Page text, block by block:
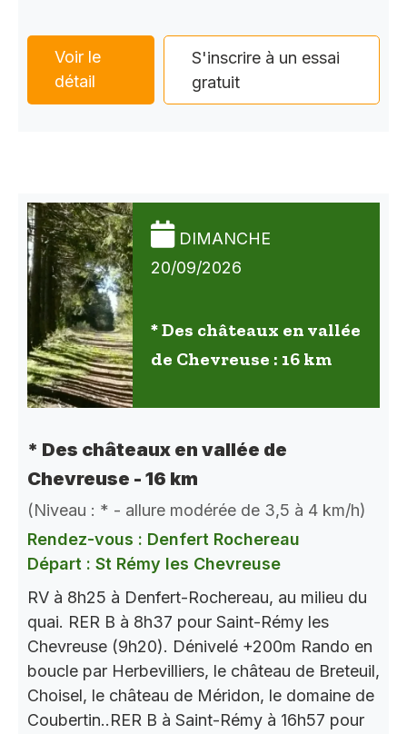
Voir le
détail
S'inscrire à un essai
gratuit
DIMANCHE
20/09/2026
* Des châteaux en vallée
de Chevreuse : 16 km
* Des châteaux en vallée de
Chevreuse - 16 km
(Niveau : * - allure modérée de 3,5 à 4 km/h)
Rendez-vous : Denfert Rochereau
Départ : St Rémy les Chevreuse
RV à 8h25 à Denfert-Rochereau, au milieu du
quai. RER B à 8h37 pour Saint-Rémy les
Chevreuse (9h20). Dénivelé +200m Rando en
boucle par Herbevilliers, le château de Breteuil,
Choisel, le château de Méridon, le domaine de
Coubertin..RER B à Saint-Rémy à 16h57 pour